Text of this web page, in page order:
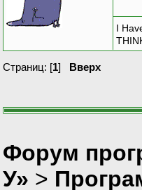
I
Страниц: [1] Вверх
Форум
У» >